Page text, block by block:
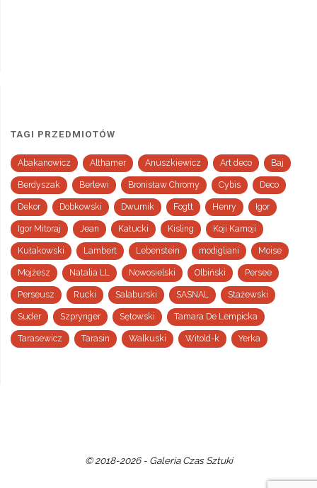
TAGI PRZEDMIOTÓW
Abakanowicz Althamer Anuszkiewicz Art deco Baj
Berdyszak Berlewi Bronisław Chromy Cybis Deco
Dekor Dobkowski Dwurnik Fogtt Henry Igor
Igor Mitoraj Jean Kałucki Kisling Koji Kamoji
Kułakowski Lambert Lebenstein modigliani Moise
Mojżesz Natalia LL Nowosielski Olbiński Persee
Perseusz Rucki Salaburski SASNAL Stażewski
Suder Szprynger Sętowski Tamara De Lempicka
Tarasewicz Tarasin Walkuski Witold-k Yerka
© 2018-2026 - Galeria Czas Sztuki